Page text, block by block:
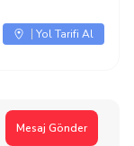
Mesaj Gönder
Yol Tarifi Al